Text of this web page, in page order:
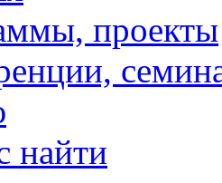
проекты
найти